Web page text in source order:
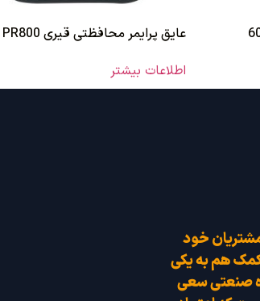
عایق پرایمر محافظتی قیری PR800
اطلاعات بیشتر
خود
کمک هم به یکی
صنعتی سعی